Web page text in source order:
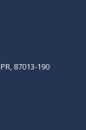
87013-190